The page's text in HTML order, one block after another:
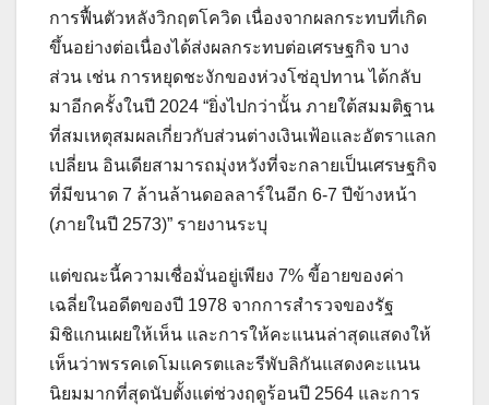
การฟื้นตัวหลังวิกฤตโควิด เนื่องจากผลกระทบที่เกิด
ขึ้นอย่างต่อเนื่องได้ส่งผลกระทบต่อเศรษฐกิจ บาง
ส่วน เช่น การหยุดชะงักของห่วงโซ่อุปทาน ได้กลับ
มาอีกครั้งในปี 2024 “ยิ่งไปกว่านั้น ภายใต้สมมติฐาน
ที่สมเหตุสมผลเกี่ยวกับส่วนต่างเงินเฟ้อและอัตราแลก
เปลี่ยน อินเดียสามารถมุ่งหวังที่จะกลายเป็นเศรษฐกิจ
ที่มีขนาด 7 ล้านล้านดอลลาร์ในอีก 6-7 ปีข้างหน้า
(ภายในปี 2573)” รายงานระบุ
แต่ขณะนี้ความเชื่อมั่นอยู่เพียง 7% ขี้อายของค่า
เฉลี่ยในอดีตของปี 1978 จากการสำรวจของรัฐ
มิชิแกนเผยให้เห็น และการให้คะแนนล่าสุดแสดงให้
เห็นว่าพรรคเดโมแครตและรีพับลิกันแสดงคะแนน
นิยมมากที่สุดนับตั้งแต่ช่วงฤดูร้อนปี 2564 และการ